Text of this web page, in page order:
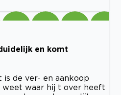
en komt
de ver- en aankoop
weet waar hij t over heeft